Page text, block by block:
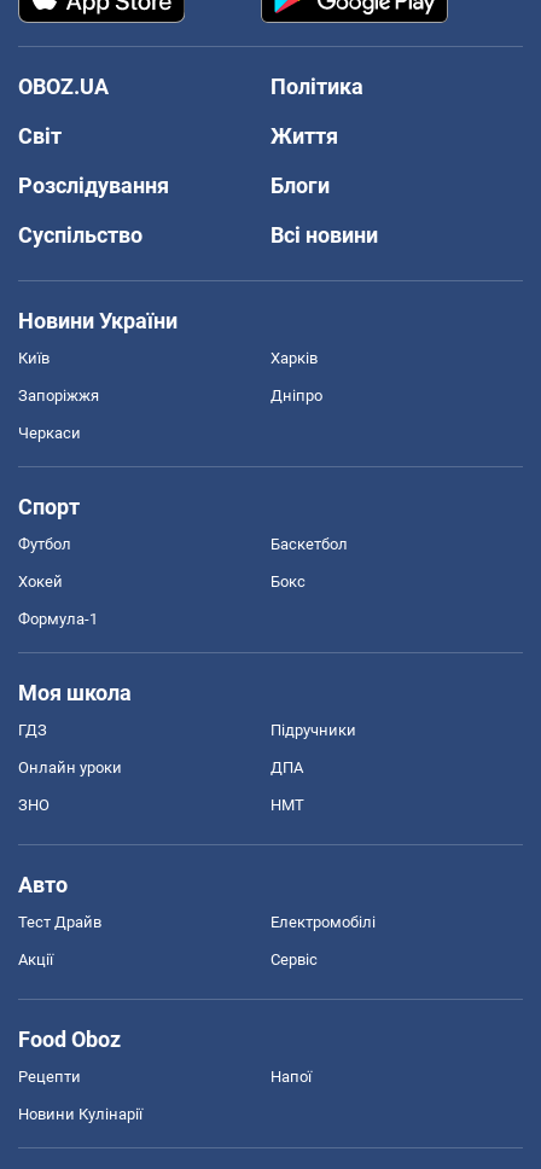
OBOZ.UA
Політика
Світ
Життя
Розслідування
Блоги
Суспільство
Всі новини
Новини України
Київ Харків
Запоріжжя Дніпро
Черкаси
Спорт
Футбол Баскетбол
Хокей Бокс
Формула-1
Моя школа
ГДЗ Підручники
Онлайн уроки ДПА
ЗНО НМТ
Авто
Тест Драйв Електромобілі
Акції Сервіс
Food Oboz
Рецепти Напої
Новини Кулінарії